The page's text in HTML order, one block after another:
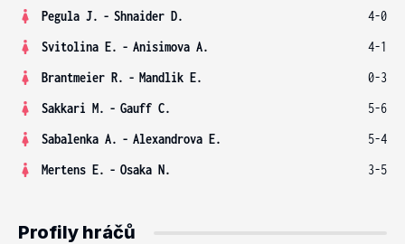
Pegula J. - Shnaider D.
4-0
Svitolina E. - Anisimova A.
4-1
Brantmeier R. - Mandlik E.
0-3
Sakkari M. - Gauff C.
5-6
Sabalenka A. - Alexandrova E.
5-4
Mertens E. - Osaka N. 3-5
Profily hráčů